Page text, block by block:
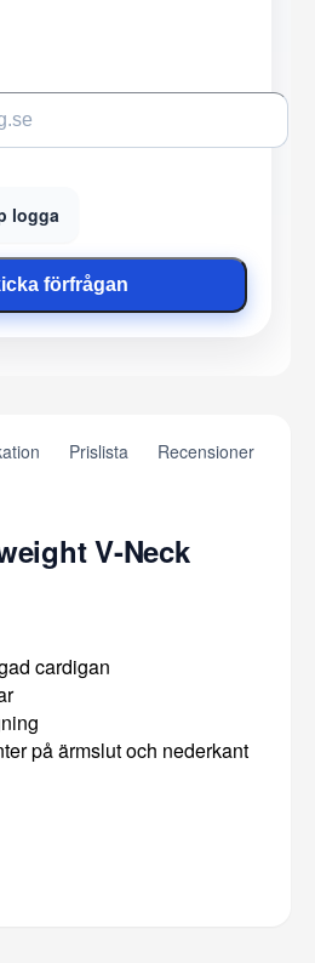
logga
förfrågan
Prislista Recensioner
V-Neck
cardigan
på ärmslut och nederkant